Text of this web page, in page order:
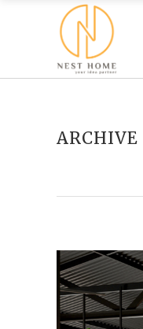
ARCHIVE